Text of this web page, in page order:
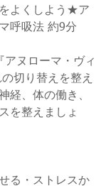
よくしよう★ア
呼吸法 約9分
アヌローマ・ヴィ
切り替えを整え
経、体の働き、
を整えましょ
る・ストレスか